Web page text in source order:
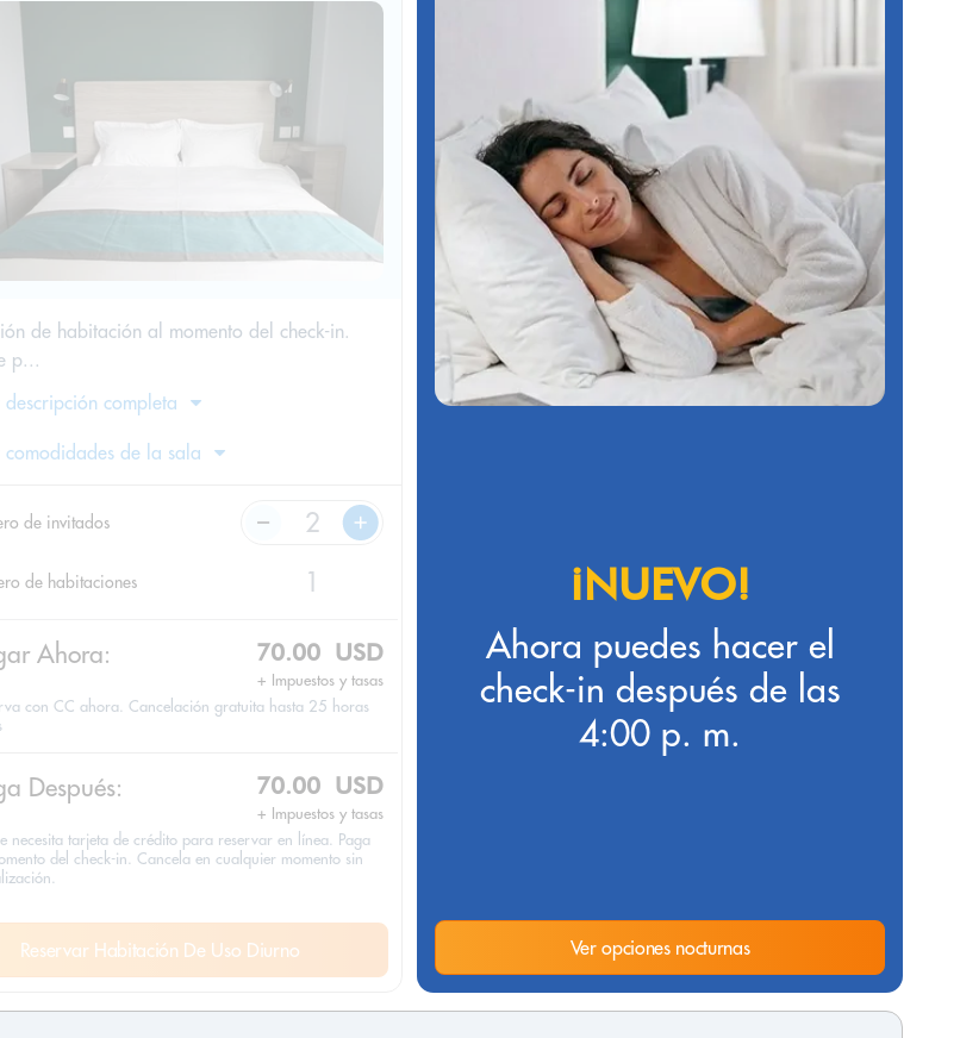
de habitación al momento del check-in.
p...
completa
de la sala
de invitados
de habitaciones
Ahora: 70.00 USD
+ Impuestos y tasas
con CC ahora. Cancelación gratuita hasta 25 horas
Después: 70.00 USD
+ Impuestos y tasas
necesita tarjeta de crédito para reservar en línea. Paga
del check-in. Cancela en cualquier momento sin
Reservar Habitación De Uso Diurno
¡NUEVO!
Ahora puedes hacer el
check-in después de las
4:00 p. m.
Ver opciones nocturnas